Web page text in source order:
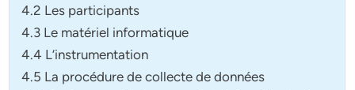
4.2 Les participants
4.3 Le matériel informatique
4.4 L’instrumentation
4.5 La procédure de collecte de données